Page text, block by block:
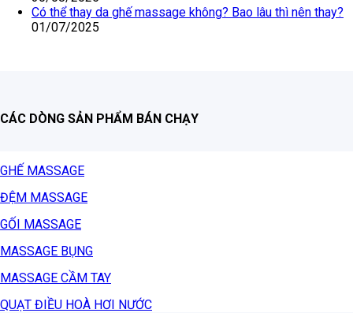
Có thể thay da ghế massage không? Bao lâu thì nên thay?
01/07/2025
CÁC DÒNG SẢN PHẨM BÁN CHẠY
GHẾ MASSAGE
ĐỆM MASSAGE
GỐI MASSAGE
MASSAGE BỤNG
MASSAGE CẦM TAY
QUẠT ĐIỀU HOÀ HƠI NƯỚC